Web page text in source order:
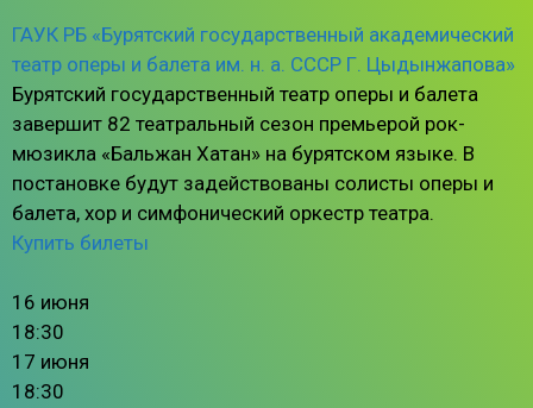
ГАУК РБ «Бурятский государственный академический
театр оперы и балета им. н. а. СССР Г. Цыдынжапова»
Бурятский государственный театр оперы и балета
завершит 82 театральный сезон премьерой рок-
мюзикла «Бальжан Хатан» на бурятском языке. В
постановке будут задействованы солисты оперы и
балета, хор и симфонический оркестр театра.
Купить билеты
16 июня
18:30
17 июня
18:30